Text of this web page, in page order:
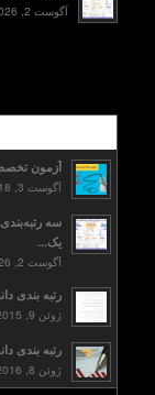
آگوست 2, 2026 - 12:20 ب.ظ
آزمون
آگوست 3, 2018 - 8:04 ب.ظ
سه
یک...
آگوست 2, 2026 - 12:20 ب.ظ
رتبه بندی
ژوئن 9, 2015 - 3:57 ب.ظ
رتبه بندی
ژوئن 8, 2016 - 3:55 ب.ظ